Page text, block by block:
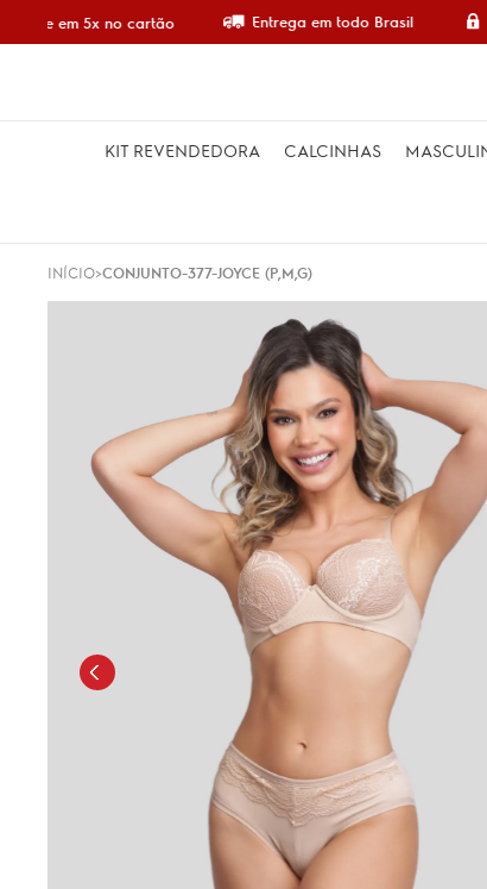
em 5x no cartão Entrega em todo Brasil
KIT REVENDEDORA CALCINHAS
INÍCIO CONJUNTO-377-JOYCE (P,M,G)